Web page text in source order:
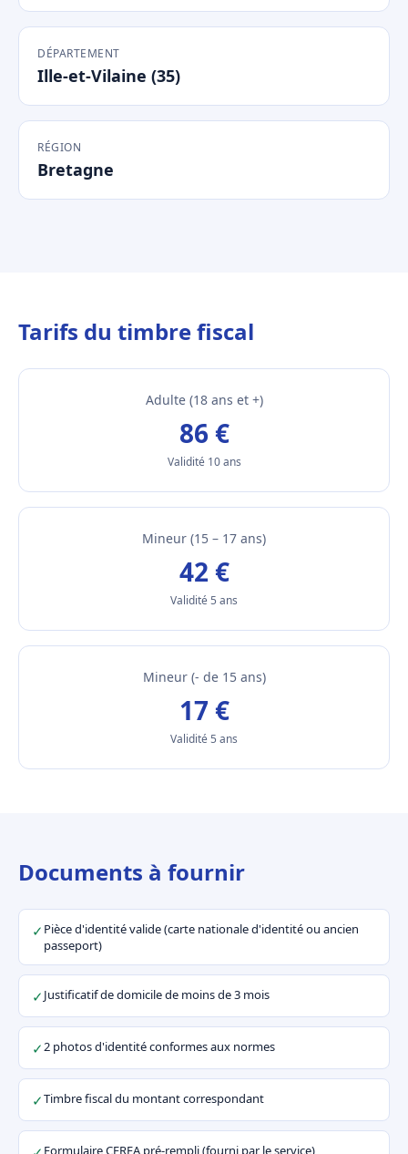
DÉPARTEMENT
Ille-et-Vilaine (35)
RÉGION
Bretagne
Tarifs du timbre fiscal
Adulte (18 ans et +)
86 €
Validité 10 ans
Mineur (15 – 17 ans)
42 €
Validité 5 ans
Mineur (- de 15 ans)
17 €
Validité 5 ans
Documents à fournir
✓ Pièce d'identité valide (carte nationale d'identité ou ancien
passeport)
✓Justificatif de domicile de moins de 3 mois
✓2 photos d'identité conformes aux normes
✓Timbre fiscal du montant correspondant
Formulaire CERFA pré-rempli (fourni par le service)